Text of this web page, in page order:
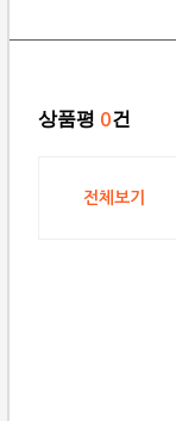
상품평 0건
전체보기